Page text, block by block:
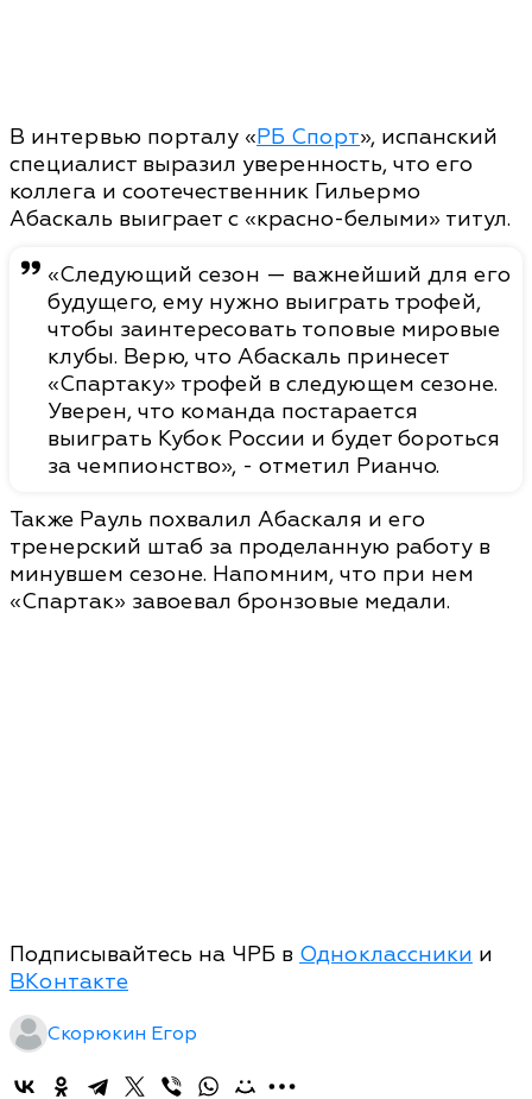
В интервью порталу «РБ Спорт», испанский
специалист выразил уверенность, что его
коллега и соотечественник Гильермо
Абаскаль выиграет с «красно-белыми» титул.
«Следующий сезон — важнейший для его
будущего, ему нужно выиграть трофей,
чтобы заинтересовать топовые мировые
клубы. Верю, что Абаскаль принесет
«Спартаку» трофей в следующем сезоне.
Уверен, что команда постарается
выиграть Кубок России и будет бороться
за чемпионство», - отметил Рианчо.
Также Рауль похвалил Абаскаля и его
тренерский штаб за проделанную работу в
минувшем сезоне. Напомним, что при нем
«Спартак» завоевал бронзовые медали.
Подписывайтесь на ЧРБ в Одноклассники и
ВКонтакте
Скорюкин Егор